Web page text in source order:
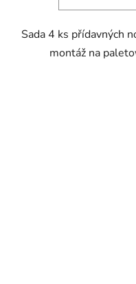
Sada 4 ks přídavných
montáž na